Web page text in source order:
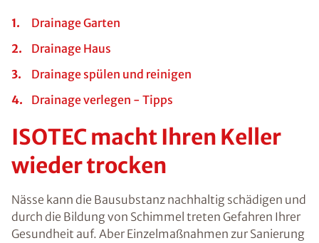
Drainage Garten
Drainage Haus
Drainage spülen und reinigen
Drainage verlegen - Tipps
ISOTEC macht Ihren Keller
wieder trocken
Nässe kann die Bausubstanz nachhaltig schädigen und
durch die Bildung von Schimmel treten Gefahren Ihrer
Gesundheit auf. Aber Einzelmaßnahmen zur Sanierung